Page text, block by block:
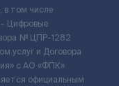
том числе
Цифровые
№ ЦПР-1282
услуг и Договора
c АО «ФПК»
официальным